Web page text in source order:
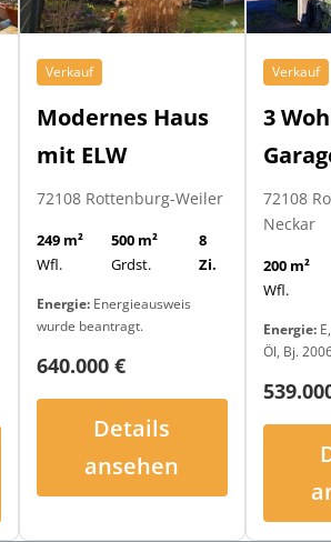
Verkauf
Modernes Haus
mit ELW
72108 Rottenburg-Weiler
249 m²
Wfl.
500 m²
Grdst.
8
Zi.
Energie: Energieausweis
wurde beantragt.
640.000 €
Details
ansehen
Verkauf
3
72108
Neckar
200 m²
Wfl.
Energie:
Öl, Bj.